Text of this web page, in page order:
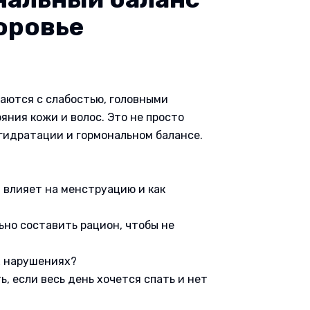
с слабостью, головными
кожи и волос. Это не просто
и гормональном балансе.
на менструацию и как
составить рацион, чтобы не
если весь день хочется спать и нет